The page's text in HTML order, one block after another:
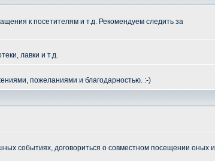
к посетителям и т.д. Рекомендуем следить за
лавки и т.д.
пожеланиями и благодарностью. :-)
событиях, договориться о совместном посещении оных и